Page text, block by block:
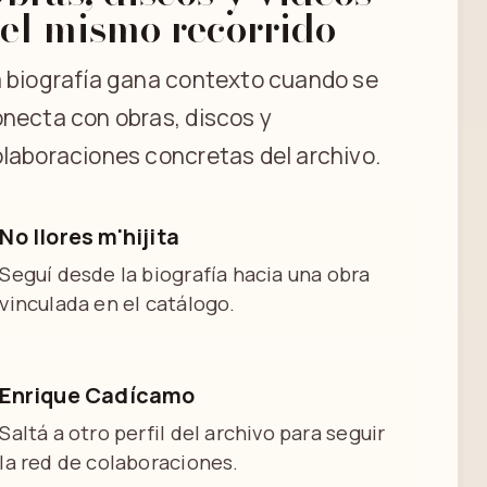
mismo recorrido
biografía gana contexto cuando se
con obras, discos y
concretas del archivo.
No llores m'hijita
Seguí desde la biografía hacia una obra
vinculada en el catálogo.
Enrique Cadícamo
Saltá a otro perfil del archivo para seguir
la red de colaboraciones.